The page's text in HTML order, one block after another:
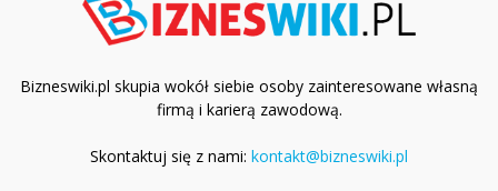
Bizneswiki.pl skupia wokół siebie osoby zainteresowane własną
firmą i karierą zawodową.
Skontaktuj się z nami: kontakt@bizneswiki.pl